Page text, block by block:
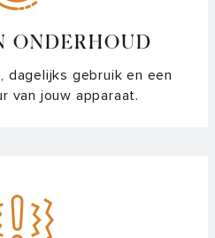
ONDERHOUD
dagelijks gebruik en een
van jouw apparaat.